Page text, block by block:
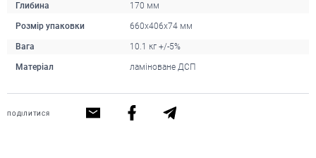
Глибина 170 мм
Розмір упаковки 660х406х74 мм
Вага 10.1 кг +/-5%
Матеріал ламіноване ДСП
ПОДІЛИТИСЯ